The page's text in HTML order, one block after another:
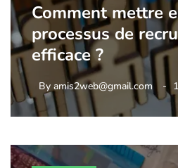
Comment mettre
processus de
efficace ?
By amis2web@gmail.com